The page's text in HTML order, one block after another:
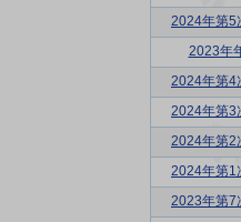
2024年第5
2023年
2024年第4
2024年第3
2024年第2
2024年第1
2023年第7